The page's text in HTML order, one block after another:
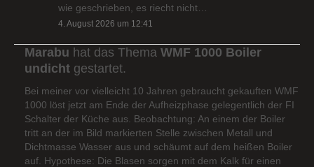
wie geschrieben, es riecht nicht…
4. August 2026 um 12:41
Marabu hat das Thema WMF 1000 Boiler
undicht gestartet.
Bei meiner vor vielleicht 10 Jahren gebraucht gekauften WMF
1000 löst jetzt am Ende der Aufheizphase gelegentlich der FI
Schalter der Küche aus. Beobachtung: An einem der Boiler
tritt an der im Bild markierten Stelle zwischen Metall und
Dichtmasse Wasser aus und schäumt auf dem heißen Boiler
auf. Hypothese: Die Blasen sorgen mit dem Kalk für einen